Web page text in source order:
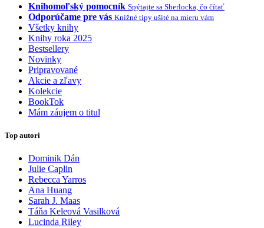
Knihomoľský pomocník Spýtajte sa Sherlocka, čo čítať
Odporúčame pre vás Knižné tipy ušité na mieru vám
Všetky knihy
Knihy roka 2025
Bestsellery
Novinky
Pripravované
Akcie a zľavy
Kolekcie
BookTok
Mám záujem o titul
Top autori
Dominik Dán
Julie Caplin
Rebecca Yarros
Ana Huang
Sarah J. Maas
Táňa Keleová Vasilková
Lucinda Riley